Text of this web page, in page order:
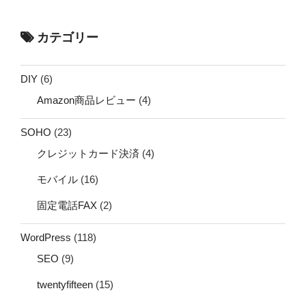
カテゴリー
DIY (6)
Amazon商品レビュー (4)
SOHO (23)
クレジットカード決済 (4)
モバイル (16)
固定電話FAX (2)
WordPress (118)
SEO (9)
twentyfifteen (15)